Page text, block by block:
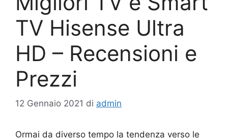
TV Hisense Ultra
HD – Recensioni e
Prezzi
12 Gennaio 2021 di admin
Ormai da diverso tempo la tendenza verso le